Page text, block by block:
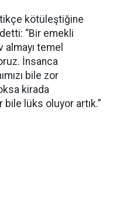
kötüleştiğine
“Bir emekli
almayı temel
İnsanca
bile zor
kirada
lüks oluyor artık.”